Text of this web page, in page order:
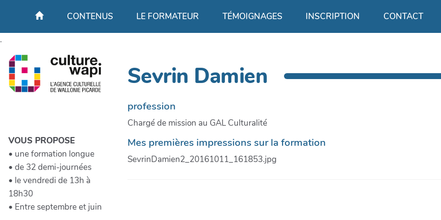
Aller au contenu principal
CONTENUS LE FORMATEUR TÉMOIGNAGES INSCRIPTION CONTACT
.
VOUS PROPOSE
• une formation longue
• de 32 demi-journées
• le vendredi de 13h à
18h30
• Entre septembre et juin
Sevrin Damien
profession
Chargé de mission au GAL Culturalité
Mes premières impressions sur la formation
SevrinDamien2_20161011_161853.jpg